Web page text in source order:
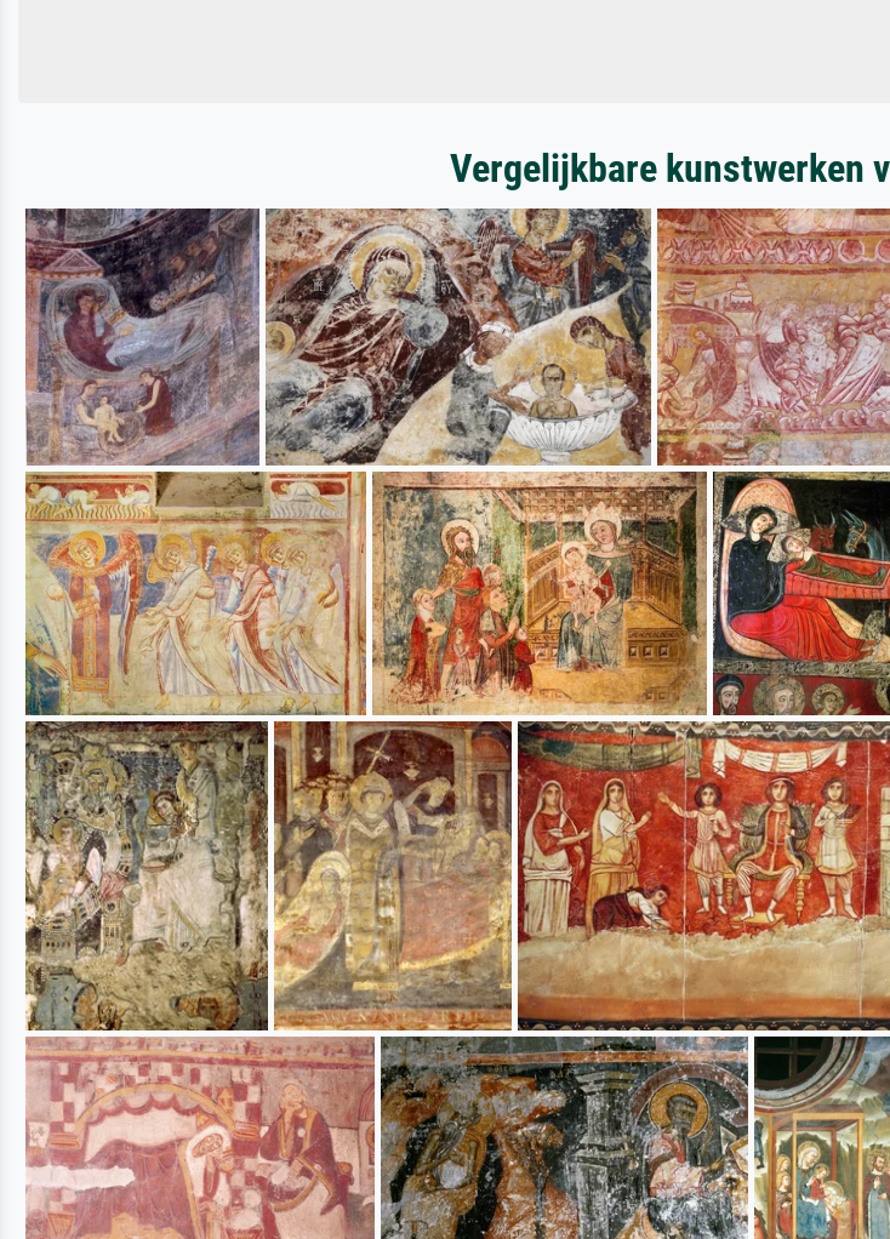
Vergelijkbare kunstwerken